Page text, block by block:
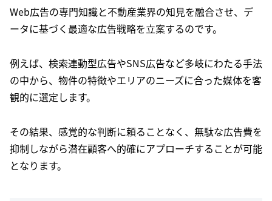
Web広告の専門知識と不動産業界の知見を融合させ、デ
ータに基づく最適な広告戦略を立案するのです。
例えば、検索連動型広告やSNS広告など多岐にわたる手法
の中から、物件の特徴やエリアのニーズに合った媒体を客
観的に選定します。
その結果、感覚的な判断に頼ることなく、無駄な広告費を
抑制しながら潜在顧客へ的確にアプローチすることが可能
となります。